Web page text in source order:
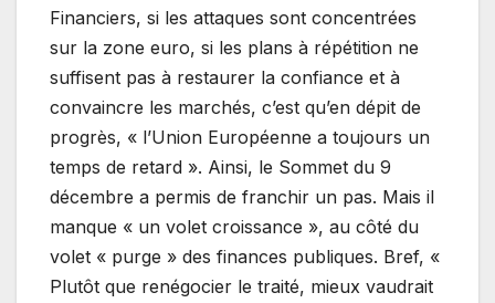
Financiers, si les attaques sont concentrées
sur la zone euro, si les plans à répétition ne
suffisent pas à restaurer la confiance et à
convaincre les marchés, c’est qu’en dépit de
progrès, « l’Union Européenne a toujours un
temps de retard ». Ainsi, le Sommet du 9
décembre a permis de franchir un pas. Mais il
manque « un volet croissance », au côté du
volet « purge » des finances publiques. Bref, «
Plutôt que renégocier le traité, mieux vaudrait